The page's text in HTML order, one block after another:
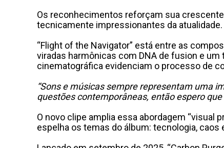
Os reconhecimentos reforçam sua
tecnicamente impressionantes da atualidade.
“Flight of the Navigator” está entre as
viradas harmônicas com DNA de fusion e
cinematográfica evidenciam o processo de
“Sons e músicas sempre representam uma
questões contemporâneas, então espero
O novo clipe amplia essa abordagem “visual
espelha os temas do álbum: tecnologia, caos